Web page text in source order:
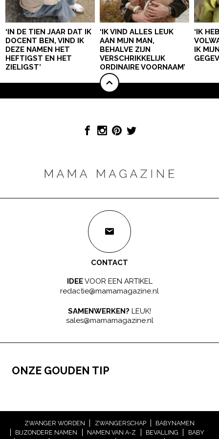
‘IN DE TIEN JAAR DAT IK
DOCENT BEN, VIND IK
DEZE NAMEN HET
HEFTIGST EN HET
ZIELIGST’
‘IK VIND ALLES LEUK
AAN MIJN MAN,
BEHALVE ZIJN
VERSCHRIKKELIJK
ORDINAIRE VOORNAAM’
‘IK
IK
CONTACT
IDEEVOOR EEN ARTIKEL
redactie@mamamagazine.nl
SAMENWERKEN? LEUK!
sales@mamamagazine.nl
ONZE GOUDEN TIP
ZWANGER WORDEN ZWANGERSCHAP
BABYNAMEN
BIJZONDERE NAMEN
NAMEN VAN A-Z BEVALLING
BABY